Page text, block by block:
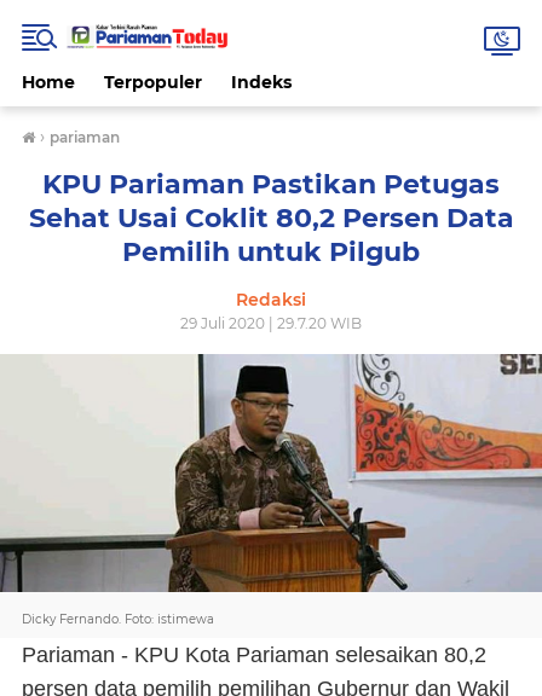
Home Terpopuler Indeks
› pariaman
KPU Pariaman Pastikan Petugas
Sehat Usai Coklit 80,2 Persen Data
Pemilih untuk Pilgub
Redaksi
29 Juli 2020 | 29.7.20 WIB
Dicky Fernando. Foto: istimewa
Pariaman - KPU Kota Pariaman selesaikan 80,2
persen data pemilih pemilihan Gubernur dan Wakil